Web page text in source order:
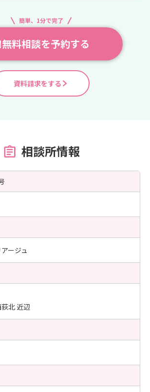
簡単、1分で完了
無料相談を予約する
資料請求をする
相談所情報
ージュ
北 近辺